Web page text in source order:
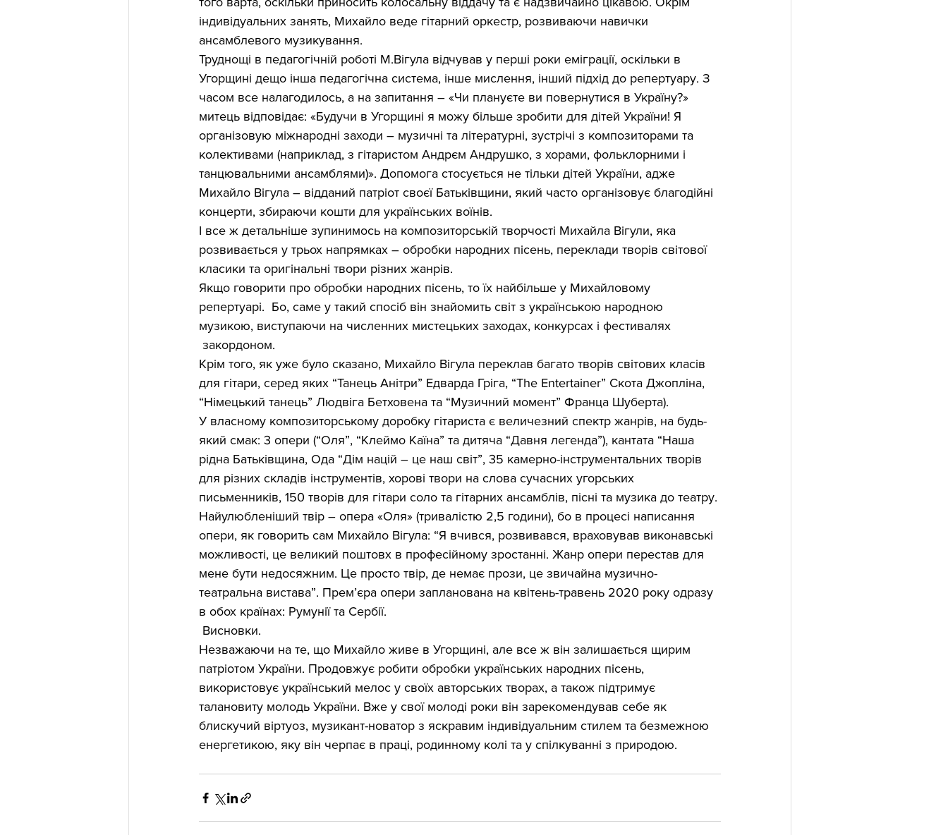
індивідуальних занять, Михайло веде гітарний оркестр, розвиваючи навички
ансамблевого музикування.
Труднощі в педагогічній роботі М.Вігула відчував у перші роки еміграції, оскільки в
Угорщині дещо інша педагогічна система, інше мислення, інший підхід до репертуару. З
часом все налагодилось, а на запитання – «Чи плануєте ви повернутися в Україну?»
митець відповідає: «Будучи в Угорщині я можу більше зробити для дітей України! Я
організовую міжнародні заходи – музичні та літературні, зустрічі з композиторами та
колективами (наприклад, з гітаристом Андрєм Андрушко, з хорами, фольклорними і
танцювальними ансамблями)». Допомога стосується не тільки дітей України, адже
Михайло Вігула – відданий патріот своєї Батьківщини, який часто організовує благодійні
концерти, збираючи кошти для українських воїнів.
І все ж детальніше зупинимось на композиторській творчості Михайла Вігули, яка
розвивається у трьох напрямках – обробки народних пісень, переклади творів світової
класики та оригінальні твори різних жанрів.
Якщо говорити про обробки народних пісень, то їх найбільше у Михайловому
репертуарі.  Бо, саме у такий спосіб він знайомить світ з українською народною
музикою, виступаючи на численних мистецьких заходах, конкурсах і фестивалях
закордоном.
Крім того, як уже було сказано, Михайло Вігула переклав багато творів світових класів
для гітари, серед яких “Танець Анітри” Едварда Гріга, “The Entertainer” Скота Джопліна,
“Німецький танець” Людвіга Бетховена та “Музичний момент” Франца Шуберта).
У власному композиторському доробку гітариста є величезний спектр жанрів, на будь-
який смак: 3 опери (“Оля”, “Клеймо Каїна” та дитяча “Давня легенда”), кантата “Наша
рідна Батьківщина, Ода “Дім націй – це наш світ”, 35 камерно-інструментальних творів
для різних складів інструментів, хорові твори на слова сучасних угорських
письменників, 150 творів для гітари соло та гітарних ансамблів, пісні та музика до театру.
Найулюбленіший твір – опера «Оля» (тривалістю 2,5 години), бо в процесі написання
опери, як говорить сам Михайло Вігула: “Я вчився, розвивався, враховував виконавські
можливості, це великий поштовх в професійному зростанні. Жанр опери перестав для
мене бути недосяжним. Це просто твір, де немає прози, це звичайна музично-
театральна вистава”. Прем’єра опери запланована на квітень-травень 2020 року одразу
в обох країнах: Румунії та Сербії.
Висновки.
Незважаючи на те, що Михайло живе в Угорщині, але все ж він залишається щирим
патріотом України. Продовжує робити обробки українських народних пісень,
використовує український мелос у своїх авторських творах, а також підтримує
талановиту молодь України. Вже у свої молоді роки він зарекомендував себе як
блискучий віртуоз, музикант-новатор з яскравим індивідуальним стилем та безмежною
енергетикою, яку він черпає в праці, родинному колі та у спілкуванні з природою.